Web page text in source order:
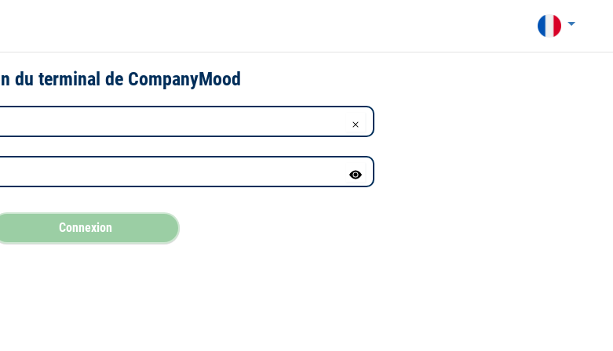
du terminal de CompanyMood